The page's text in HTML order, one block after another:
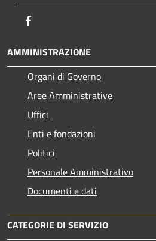
AMMINISTRAZIONE
Organi di Governo
Aree Amministrative
Uffici
Enti e fondazioni
Politici
Personale Amministrativo
Documenti e dati
CATEGORIE DI SERVIZIO